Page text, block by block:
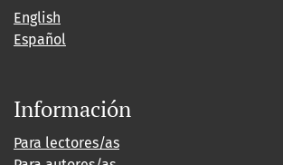
English
Español
Información
Para lectores/as